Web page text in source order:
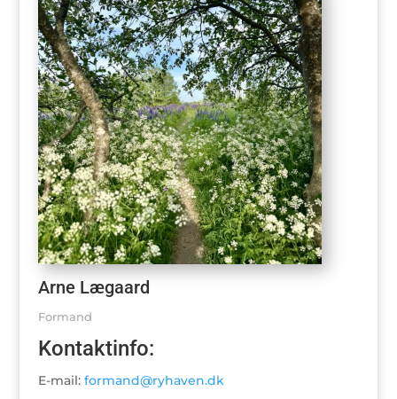
Arne Lægaard
Formand
Kontaktinfo:
E-mail: formand@ryhaven.dk